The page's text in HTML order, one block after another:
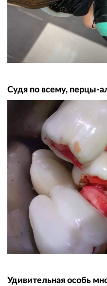
Судя по всему, перцы-
Удивительная особь